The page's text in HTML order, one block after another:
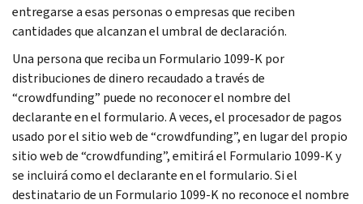
entregarse a esas personas o empresas que reciben
cantidades que alcanzan el umbral de declaración.
Una persona que reciba un Formulario 1099-K por
distribuciones de dinero recaudado a través de
“crowdfunding” puede no reconocer el nombre del
declarante en el formulario. A veces, el procesador de pagos
usado por el sitio web de “crowdfunding”, en lugar del propio
sitio web de “crowdfunding”, emitirá el Formulario 1099-K y
se incluirá como el declarante en el formulario. Si el
destinatario de un Formulario 1099-K no reconoce el nombre